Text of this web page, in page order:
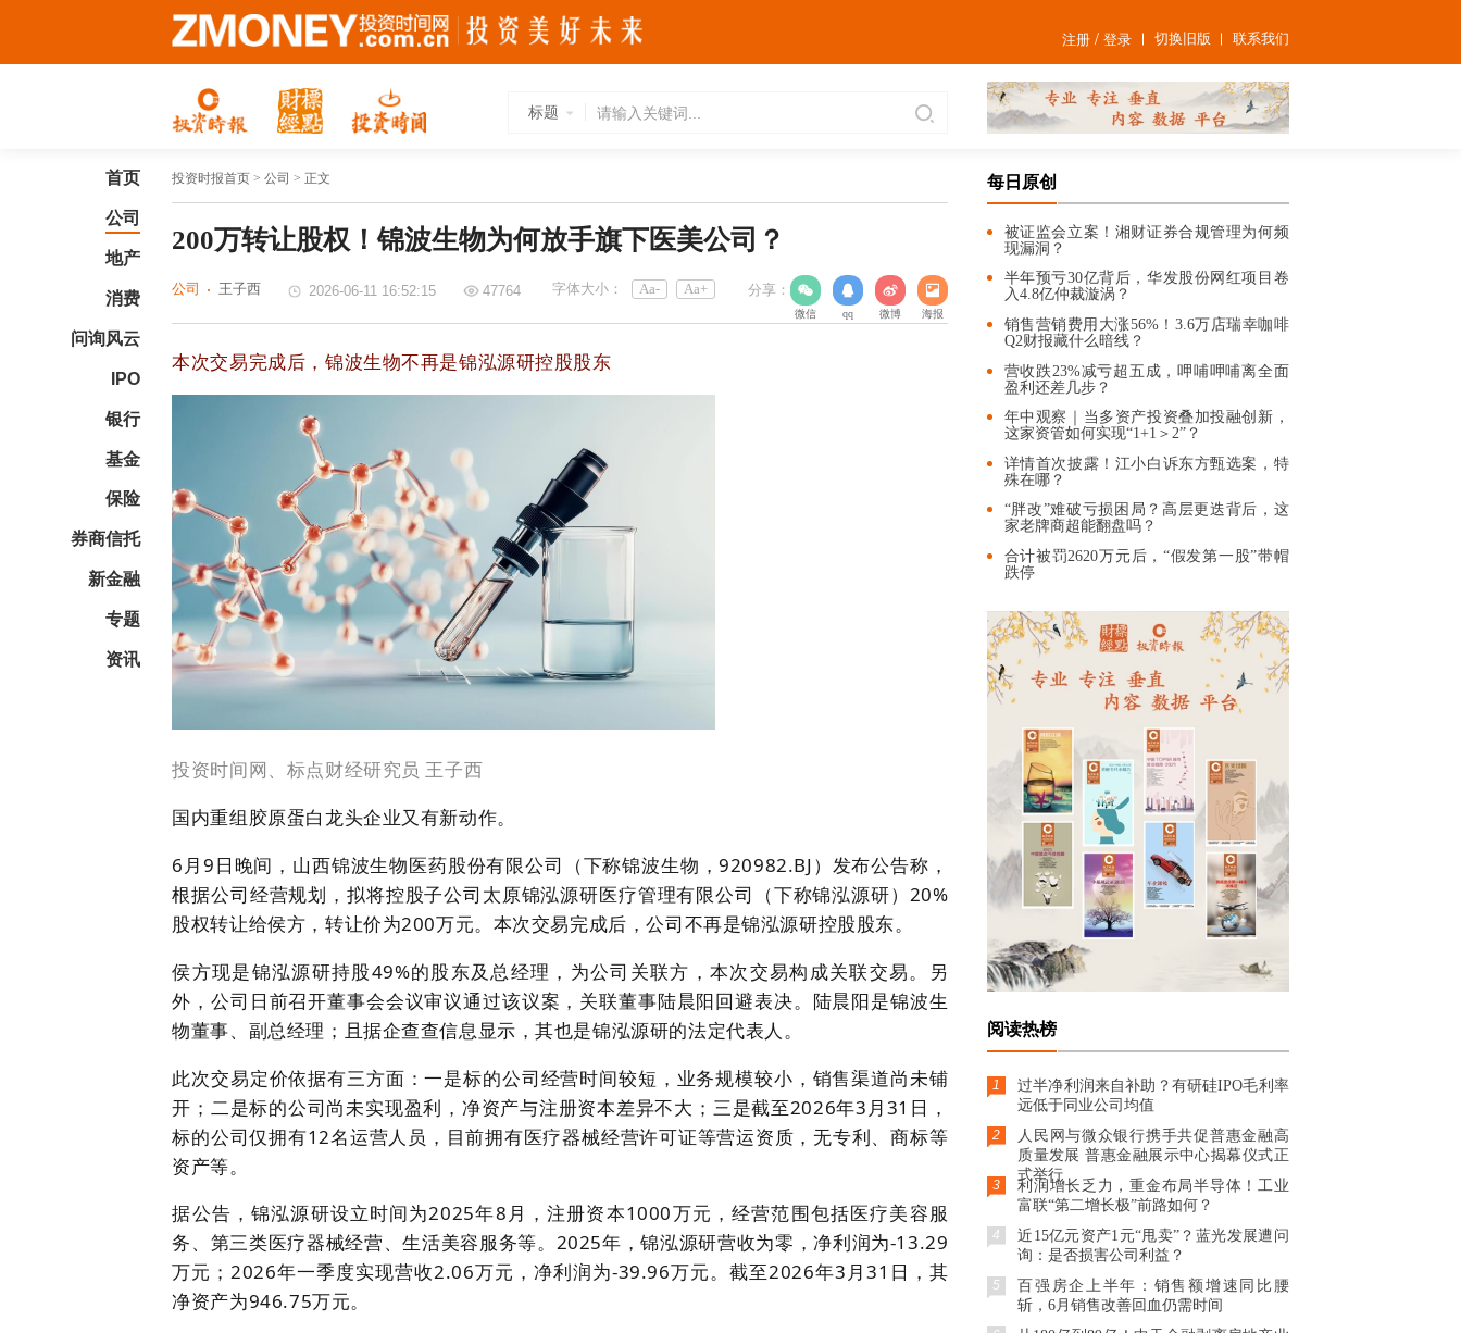
联系我们
切换旧版
注册 /登录
标题
首页
公司
地产
消费
问询风云
IPO
银行
基金
保险
券商信托
新金融
专题
资讯
投资时报首页 > 公司 > 正文
200万转让股权！锦波生物为何放手旗下医美公司？
公司 王子西 2026-06-11 16:52:15 47764 分享：
微信 qq 微博 海报
字体大小： Aa- Aa+
本次交易完成后，锦波生物不再是锦泓源研控股股东
投资时间网、标点财经研究员 王子西
国内重组胶原蛋白龙头企业又有新动作。
6月9日晚间，山西锦波生物医药股份有限公司（下称锦波生物，920982.BJ）发布公告称，
根据公司经营规划，拟将控股子公司太原锦泓源研医疗管理有限公司（下称锦泓源研）20%
股权转让给侯方，转让价为200万元。本次交易完成后，公司不再是锦泓源研控股股东。
侯方现是锦泓源研持股49%的股东及总经理，为公司关联方，本次交易构成关联交易。另
外，公司日前召开董事会会议审议通过该议案，关联董事陆晨阳回避表决。陆晨阳是锦波生
物董事、副总经理；且据企查查信息显示，其也是锦泓源研的法定代表人。
此次交易定价依据有三方面：一是标的公司经营时间较短，业务规模较小，销售渠道尚未铺
开；二是标的公司尚未实现盈利，净资产与注册资本差异不大；三是截至2026年3月31日，
标的公司仅拥有12名运营人员，目前拥有医疗器械经营许可证等营运资质，无专利、商标等
资产等。
据公告，锦泓源研设立时间为2025年8月，注册资本1000万元，经营范围包括医疗美容服
务、第三类医疗器械经营、生活美容服务等。2025年，锦泓源研营收为零，净利润为-13.29
万元；2026年一季度实现营收2.06万元，净利润为-39.96万元。截至2026年3月31日，其
净资产为946.75万元。
每日原创
被证监会立案！湘财证券合规管理为何频
现漏洞？
半年预亏30亿背后，华发股份网红项目卷
入4.8亿仲裁漩涡？
销售营销费用大涨56%！3.6万店瑞幸咖啡
Q2财报藏什么暗线？
营收跌23%减亏超五成，呷哺呷哺离全面
盈利还差几步？
年中观察｜当多资产投资叠加投融创新，
这家资管如何实现“1+1＞2”？
详情首次披露！江小白诉东方甄选案，特
殊在哪？
“胖改”难破亏损困局？高层更迭背后，这
家老牌商超能翻盘吗？
合计被罚2620万元后，“假发第一股”带帽
跌停
阅读热榜
1
过半净利润来自补助？有研硅IPO毛利率
远低于同业公司均值
2
人民网与微众银行携手共促普惠金融高
质量发展 普惠金融展示中心揭幕仪式正
式举行
3
利润增长乏力，重金布局半导体！工业
富联“第二增长极”前路如何？
4
近15亿元资产1元“甩卖”？蓝光发展遭问
询：是否损害公司利益？
5
百强房企上半年：销售额增速同比腰
斩，6月销售改善回血仍需时间